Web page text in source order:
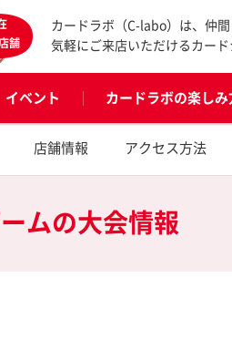
舗
カードラボ（C-labo）は、仲
気軽にご来店いただけるカード
イベント カードラボの楽しみ
店舗情報 アクセス方法
ムの大会情報